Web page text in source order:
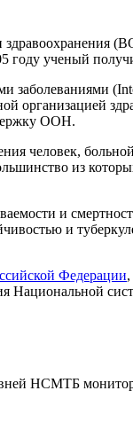
году ученый
организацией
ООН.
человек,
из
и
и
Федерации
Национальной
НСМТБ